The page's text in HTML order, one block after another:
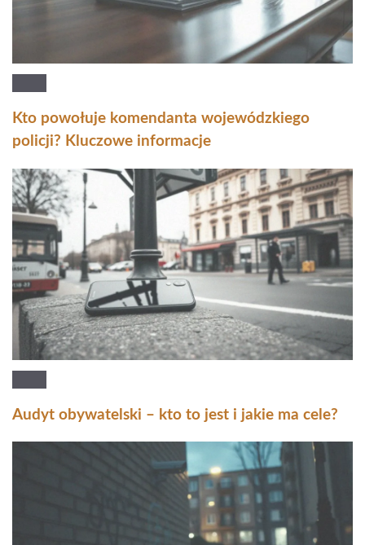
Kto powołuje komendanta wojewódzkiego
policji? Kluczowe informacje
Audyt obywatelski – kto to jest i jakie ma cele?